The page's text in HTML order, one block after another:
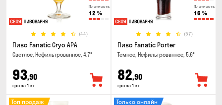
Плотность
12 %
(44)
Пиво Fanatic Cryo APA
Светлое, Нефильтрованное, 4.7°
93,90
грн за 1 кг
Плотность
16 %
(57)
Пиво Fanatic Porter
Темное, Нефильтрованное, 5.6°
82,90
грн за 1 кг
Топ продаж Только онлайн